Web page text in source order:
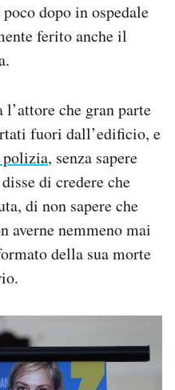
dopo in ospedale
ferito anche il
che gran parte
fuori dall’edificio, e
polizia, senza sapere
di credere che
di non sapere che
averne nemmeno mai
della sua morte